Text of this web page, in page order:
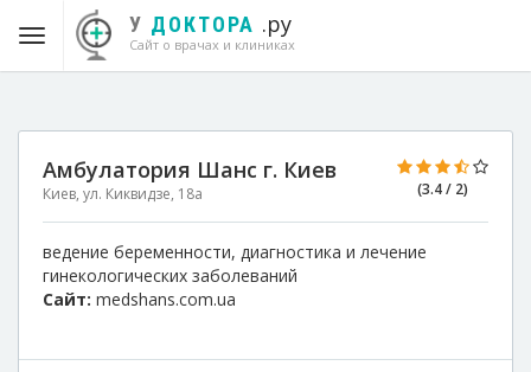
У ДОКТОРА .ру
Сайт о врачах и клиниках
(3.4 / 2)
Амбулатория Шанс г. Киев
Киев, ул. Киквидзе, 18а
ведение беременности, диагностика и лечение
гинекологических заболеваний
Сайт: medshans.com.ua